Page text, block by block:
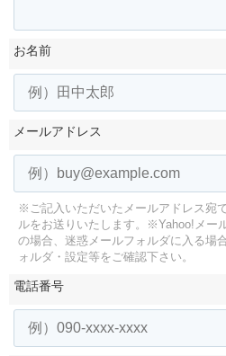
お名前
メールアドレス
※ご記入いただいたメールアドレス宛
ルをお送りいたします。
※Yahoo!メー
の場合、迷惑メールフォルダに入る場
ォルダ・設定等をご確認下さい。
電話番号